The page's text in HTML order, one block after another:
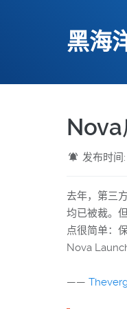
黑海
Nova
发布时间
去年，第三
均已被裁。
点很简单：
Nova
——